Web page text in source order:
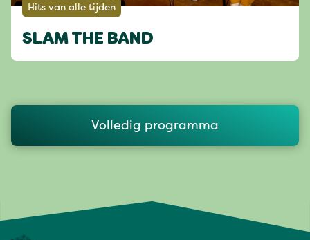
Hits van alle tijden
SLAM THE BAND
Volledig programma